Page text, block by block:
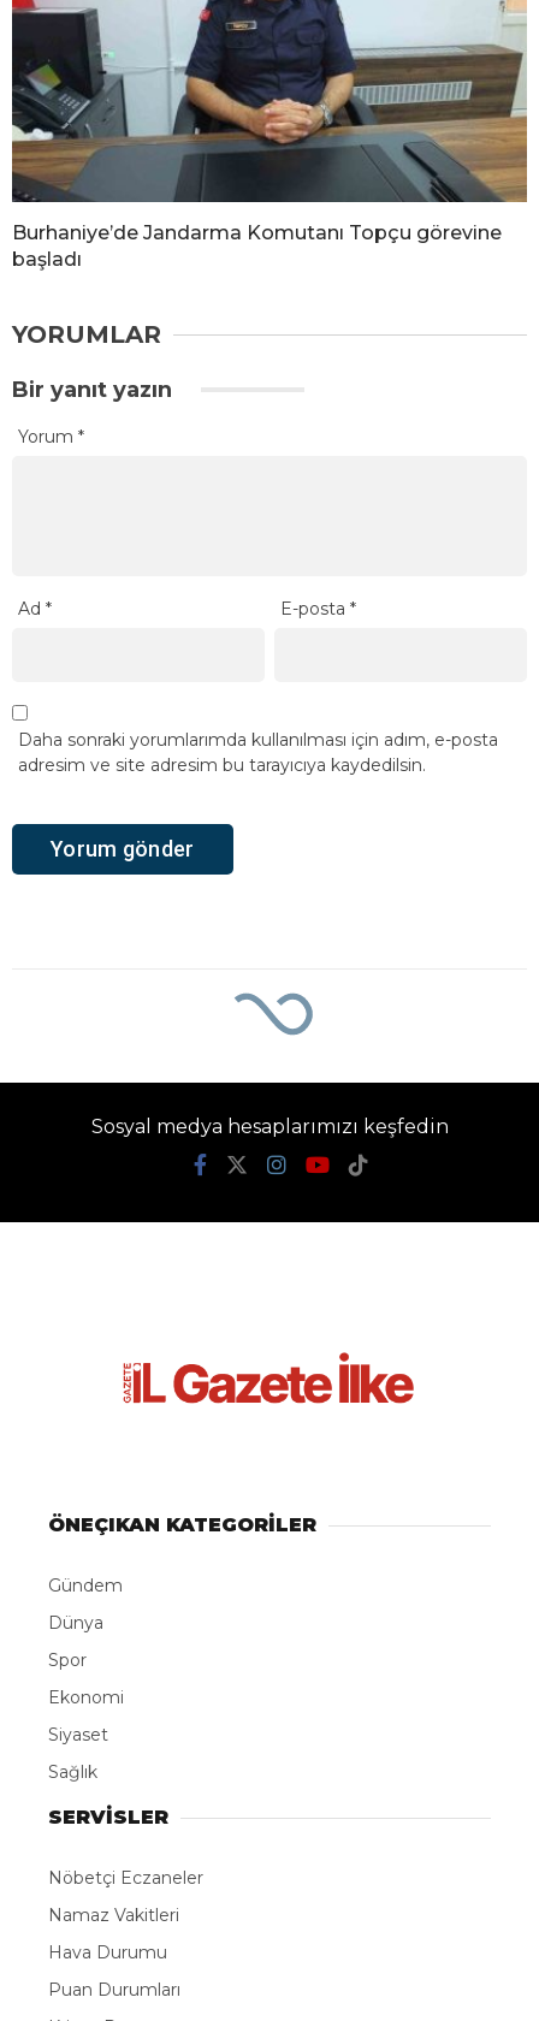
Burhaniye’de Jandarma Komutanı Topçu görevine
başladı
YORUMLAR
Bir yanıt yazın
Yorum *
Ad * E-posta*
Daha sonraki yorumlarımda kullanılması için adım, e-posta
adresim ve site adresim bu tarayıcıya kaydedilsin.
Elini spiral
makinesine kaptırdı
Bursa’nın İnegöl ilçesinde ahşap keserken elini
Olay, saat 16.30 Huzur Mahallesi Orkide Caddesi
geldi. Edinilen bilgilere göre, Rafetullah M. (61),
spiral makinesiyle ahşap kestiği sırada bir anlık
dikkatsizlik sonucu sağ elini makineye kaptırdı. 2
parmağı kopan ve elinden ağır şekilde yaralanan